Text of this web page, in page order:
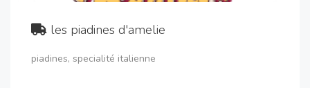
les piadines d'amelie
piadines, specialité italienne